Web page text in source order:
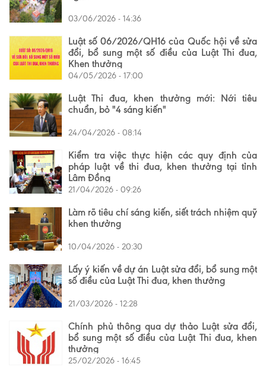
03/06/2026 - 14:36
Luật số 06/2026/QH16 của Quốc hội về sửa
đổi, bổ sung một số điều của Luật Thi đua,
Khen thưởng
04/05/2026 - 17:00
Luật Thi đua, khen thưởng mới: Nới tiêu
chuẩn, bỏ "4 sáng kiến"
24/04/2026 - 08:14
Kiểm tra việc thực hiện các quy định của
pháp luật về thi đua, khen thưởng tại tỉnh
Lâm Đồng
21/04/2026 - 09:26
Làm rõ tiêu chí sáng kiến, siết trách nhiệm quỹ
khen thưởng
10/04/2026 - 20:30
Lấy ý kiến về dự án Luật sửa đổi, bổ sung một
số điều của Luật Thi đua, khen thưởng
21/03/2026 - 12:28
Chính phủ thông qua dự thảo Luật sửa đổi,
bổ sung một số điều của Luật Thi đua, khen
thưởng
25/02/2026 - 16:45